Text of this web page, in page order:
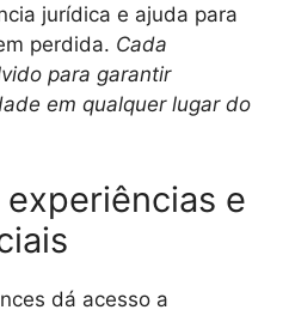
jurídica e ajuda para
perdida. Cada
para garantir
em qualquer lugar do
e
dá acesso a